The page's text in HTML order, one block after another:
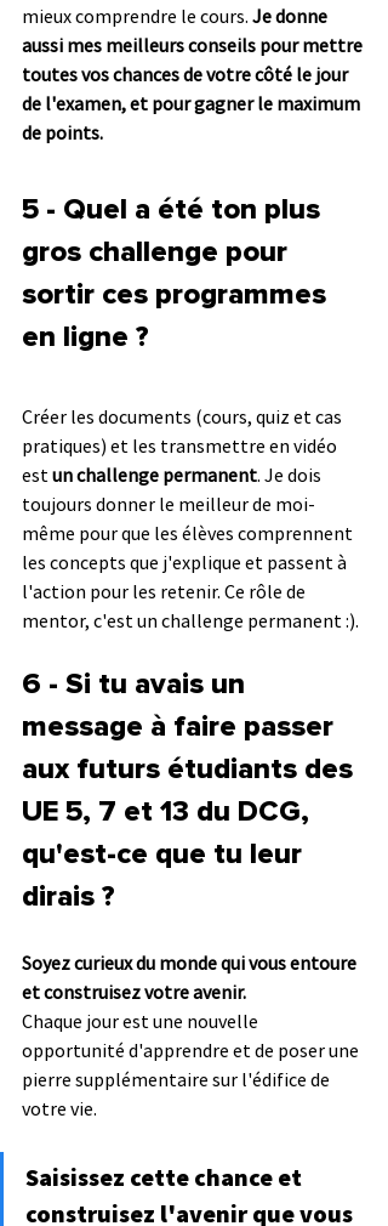
mieux comprendre le cours. Je donne
aussi mes meilleurs conseils pour mettre
toutes vos chances de votre côté le jour
de l'examen, et pour gagner le maximum
de points.
5 - Quel a été ton plus
gros challenge pour
sortir ces programmes
en ligne ?
Créer les documents (cours, quiz et cas
pratiques) et les transmettre en vidéo
est un challenge permanent. Je dois
toujours donner le meilleur de moi-
même pour que les élèves comprennent
les concepts que j'explique et passent à
l'action pour les retenir. Ce rôle de
mentor, c'est un challenge permanent :).
6 - Si tu avais un
message à faire passer
aux futurs étudiants des
UE 5, 7 et 13 du DCG,
qu'est-ce que tu leur
dirais ?
Soyez curieux du monde qui vous entoure
et construisez votre avenir.
Chaque jour est une nouvelle
opportunité d'apprendre et de poser une
pierre supplémentaire sur l'édifice de
votre vie.
Saisissez cette chance et
construisez l'avenir que vous